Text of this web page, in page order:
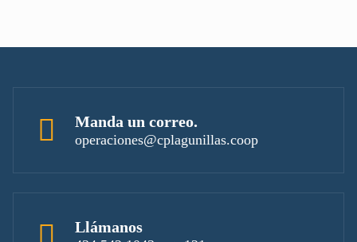
Manda un correo.
operaciones@cplagunillas.coop
Llámanos